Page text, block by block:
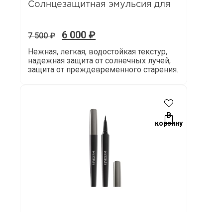
Солнцезащитная эмульсия для
7 500₽ 6 000 ₽
Нежная, легкая, водостойкая текстур,
надежная защита от солнечных лучей,
защита от преждевременного старения.
В
корзину